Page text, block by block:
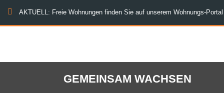
AKTUELL: Freie Wohnungen finden Sie auf unserem Wohnungs-Portal
GEMEINSAM WACHSEN